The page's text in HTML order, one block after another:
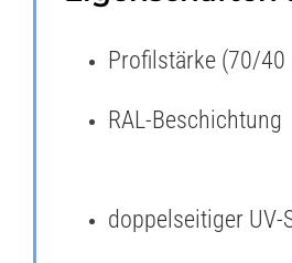
Profilstärke (70/40
RAL-Beschichtung
doppelseitiger UV-